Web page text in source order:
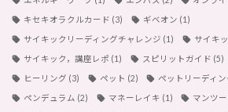
キセキオラクルカード (3) ギベオン (1)
サイキックリーディングチャレンジ (1) サイキ
サイキック，講座レポ (1) スピリットガイド (5)
ヒーリング (3) ペット (2) ペットリーディン
ペンデュラム (2) マネーレイキ (1) マンツ